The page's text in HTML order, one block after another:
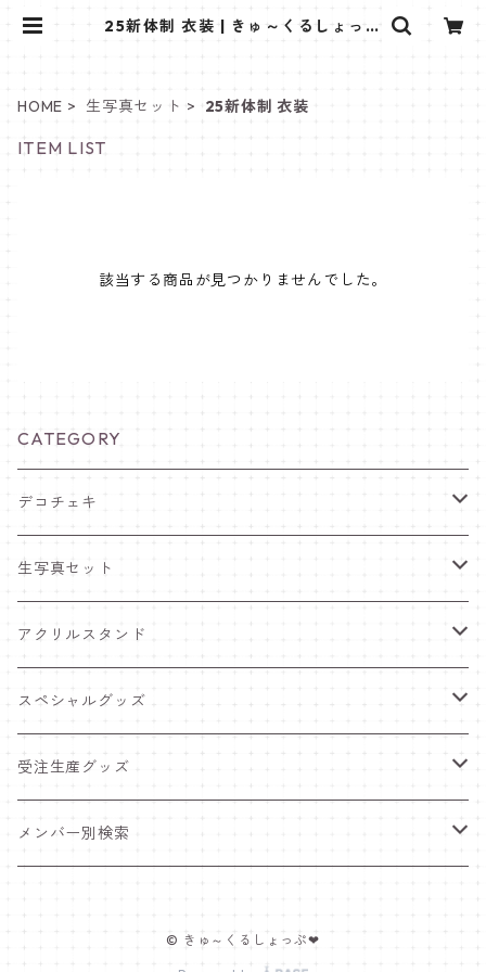
25新体制 衣装 | きゅ～くるしょっぷ
HOME 生写真セット 25新体制 衣装
ITEM LIST
該当する商品が見つかりませんでした。
CATEGORY
デコチェキ
25夏 衣装
25.5 セーラー服
25.4 きゅ～くま
25新体制 衣装
25.2 メンカラ交換！メイド服
生写真セット
25夏 衣装
25.5 セーラー服
25.4 きゅ～くま
25新体制 衣装
アクリルスタンド
25.5 セーラー服
25.4 きゅ～くま
25新体制 衣装
スペシャルグッズ
ワンマンライブグッズ
ペンライト
受注生産グッズ
推しTシャツ
メンバー別検索
© きゅ～くるしょっぷ❤